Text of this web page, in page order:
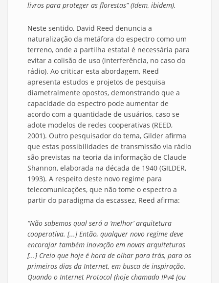
livros para proteger as florestas” (Idem, ibidem).
Neste sentido, David Reed denuncia a
naturalização da metáfora do espectro como um
terreno, onde a partilha estatal é necessária para
evitar a colisão de uso (interferência, no caso do
rádio). Ao criticar esta abordagem, Reed
apresenta estudos e projetos de pesquisa
diametralmente opostos, demonstrando que a
capacidade do espectro pode aumentar de
acordo com a quantidade de usuários, caso se
adote modelos de redes cooperativas (REED,
2001). Outro pesquisador do tema, Gilder afirma
que estas possibilidades de transmissão via rádio
são previstas na teoria da informação de Claude
Shannon, elaborada na década de 1940 (GILDER,
1993). A respeito deste novo regime para
telecomunicações, que não tome o espectro a
partir do paradigma da escassez, Reed afirma:
“Não sabemos qual será a ‘melhor’ arquitetura
cooperativa. [...] Então, qualquer novo regime deve
encorajar também inovação em novas arquiteturas
[...] Creio que hoje é hora de olhar para trás, para os
primeiros dias da Internet, em busca de inspiração.
Quando o Internet Protocol (hoje chamado IPv4 [ou